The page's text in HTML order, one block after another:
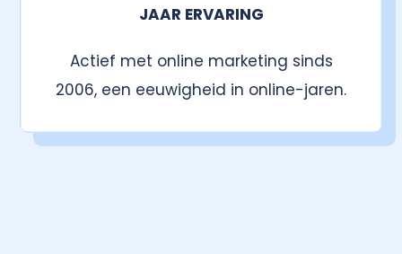
JAAR ERVARING
Actief met online marketing sinds
2006, een eeuwigheid in online-jaren.